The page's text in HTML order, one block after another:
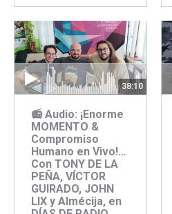
38:10
📻 Audio: ¡Enorme
MOMENTO &
Compromiso
Humano en Vivo!…
Con TONY DE LA
PEÑA, VÍCTOR
GUIRADO, JOHN
LIX y Almécija, en